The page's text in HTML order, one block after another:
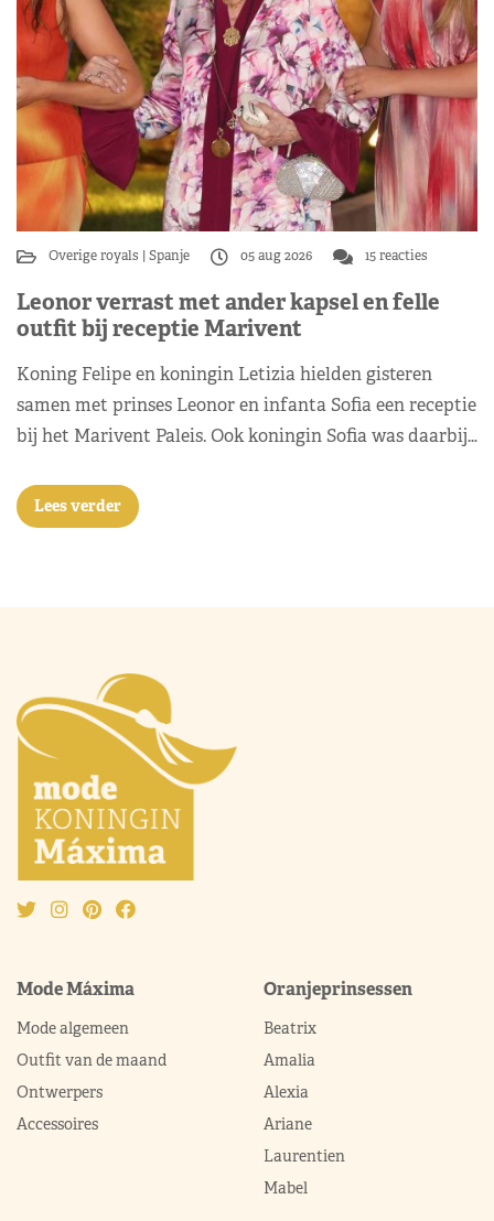
Overige royals Spanje 05 aug 2026 15 reacties
Leonor verrast met ander kapsel en felle
outfit bij receptie Marivent
Koning Felipe en koningin Letizia hielden gisteren
samen met prinses Leonor en infanta Sofia een receptie
bij het Marivent Paleis. Ook koningin Sofia was daarbij…
Lees verder
Mode Máxima
Mode algemeen
Outfit van de maand
Ontwerpers
Accessoires
Oranjeprinsessen
Beatrix
Amalia
Alexia
Ariane
Laurentien
Mabel